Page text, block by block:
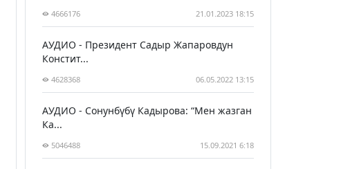
4666176 21.01.2023 18:15
АУДИО - Президент Садыр Жапаровдун
Констит...
4628368 06.05.2022 13:15
АУДИО - Сонунбүбү Кадырова: “Мен жазган
Ка...
5046488 15.09.2021 6:18